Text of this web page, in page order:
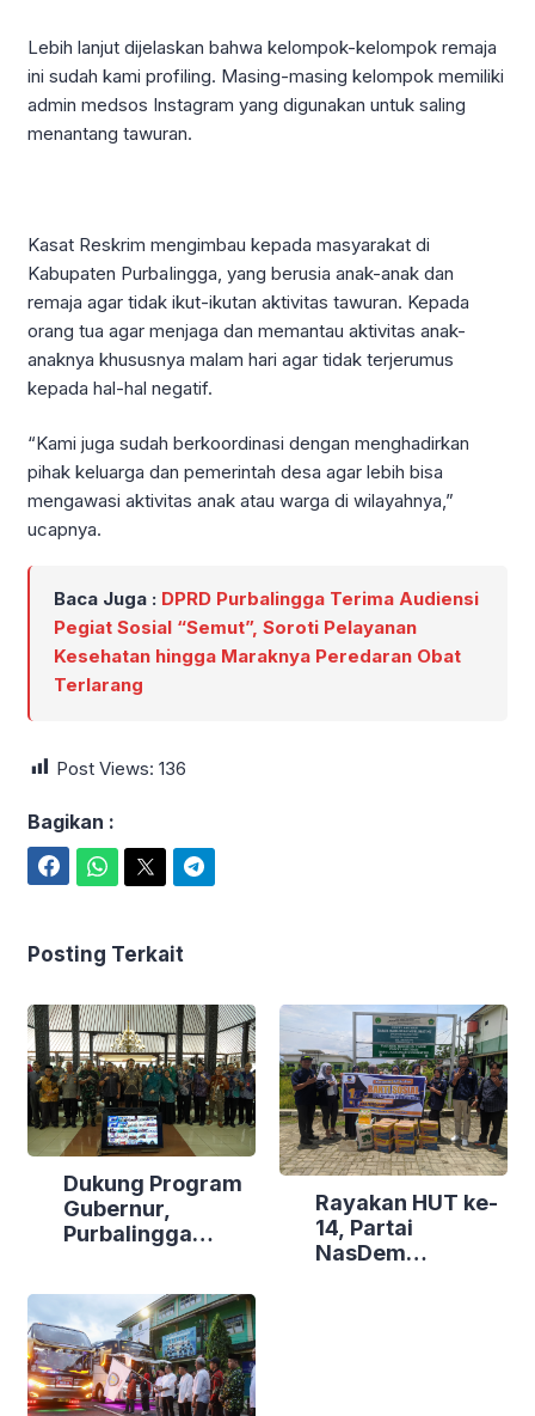
Lebih lanjut dijelaskan bahwa kelompok-kelompok remaja
ini sudah kami profiling. Masing-masing kelompok memiliki
admin medsos Instagram yang digunakan untuk saling
menantang tawuran.
Kasat Reskrim mengimbau kepada masyarakat di
Kabupaten PurbaIingga, yang berusia anak-anak dan
remaja agar tidak ikut-ikutan aktivitas tawuran. Kepada
orang tua agar menjaga dan memantau aktivitas anak-
anaknya khususnya malam hari agar tidak terjerumus
kepada hal-hal negatif.
“Kami juga sudah berkoordinasi dengan menghadirkan
pihak keluarga dan pemerintah desa agar lebih bisa
mengawasi aktivitas anak atau warga di wilayahnya,”
ucapnya.
Baca Juga : DPRD Purbalingga Terima Audiensi
Pegiat Sosial “Semut”, Soroti Pelayanan
Kesehatan hingga Maraknya Peredaran Obat
Terlarang
Post Views: 136
Bagikan :
Posting Terkait
Dukung Program
Gubernur,
Purbalingga
Kecamatan
Berdaya
Rayakan HUT ke-
14, Partai
NasDem